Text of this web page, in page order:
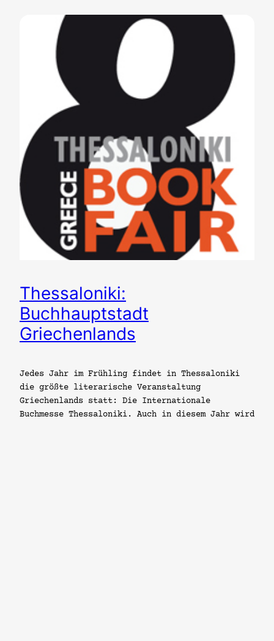
Thessaloniki:
Buchhauptstadt
Griechenlands
Jedes Jahr im Frühling findet in Thessaloniki
die größte literarische Veranstaltung
Griechenlands statt: Die Internationale
Buchmesse Thessaloniki. Auch in diesem Jahr wird